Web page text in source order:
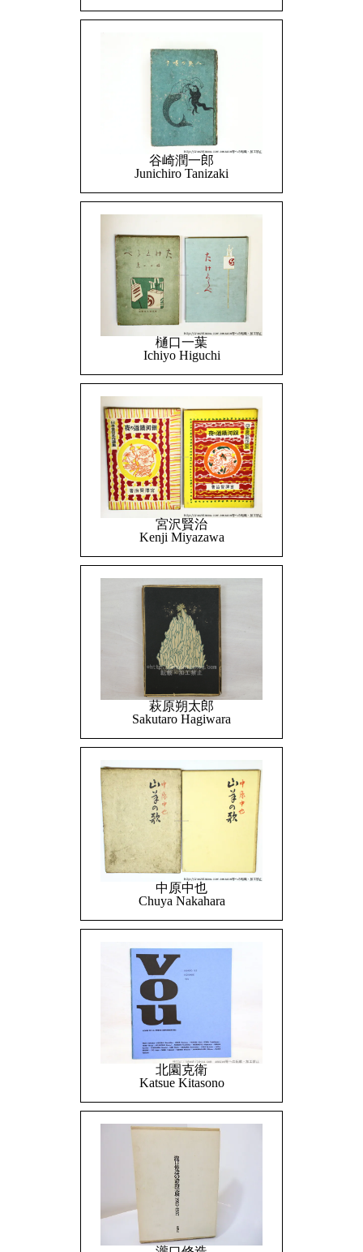
谷崎潤一郎
Junichiro Tanizaki
樋口一葉
Ichiyo Higuchi
宮沢賢治
Kenji Miyazawa
萩原朔太郎
Sakutaro Hagiwara
中原中也
Chuya Nakahara
北園克衛
Katsue Kitasono